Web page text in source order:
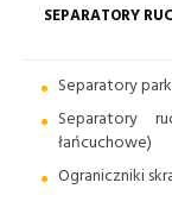
SEPARATORY
Separatory
Separatory
łańcuchowe)
Ograniczniki